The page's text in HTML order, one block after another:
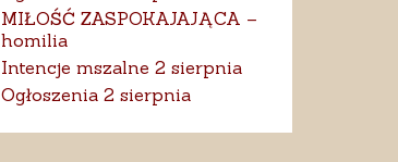
MIŁOŚĆ ZASPOKAJAJĄCA –
homilia
Intencje mszalne 2 sierpnia
Ogłoszenia 2 sierpnia